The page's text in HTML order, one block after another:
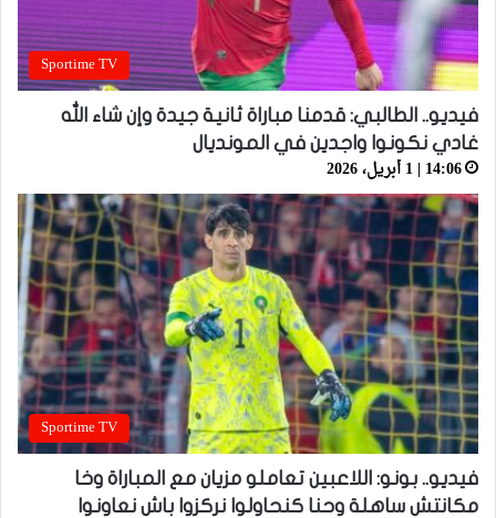
Sportime TV
فيديو.. الطالبي: قدمنا مباراة ثانية جيدة وإن شاء الله
غادي نكونوا واجدين في المونديال
14:06 | 1 أبريل، 2026
Sportime TV
فيديو.. بونو: اللاعبين تعاملو مزيان مع المباراة وخا
مكانتش ساهلة وحنا كنحاولوا نركزوا باش نعاونوا